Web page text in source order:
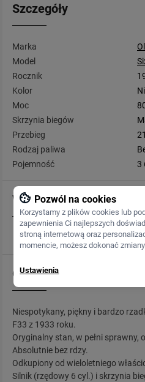
Szczegóły
Marka
Model
Rocznik
Kolor
Moc
Skrzynia biegów
Przebieg
Rodzaj paliwa
Pojemność
3
Wyposażenie
Standard
Opis
Niespotykany, piękny i bardzo
F33 z 1933 roku.
Oryginalny stan, w pełni sprawny,
Absolutnie bez rdzy.
Odkupiony od wieloletniego
Silnik (rzędowy 6 cyl.) i skrzynia
Pozwól na cookies
Korzystamy z plików cookies lub
zapewnienia Ci najlepszych
stroną internetową oraz
momencie, możesz dokonać zmiany.
Ustawienia